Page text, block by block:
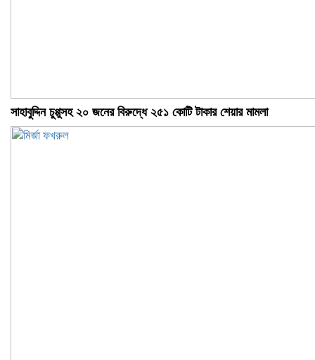
সাহাবুদ্দিন চুপ্পুসহ ২০ জনের বিরুদ্ধে ২৫১ কোটি টাকার শেয়ার মামলা